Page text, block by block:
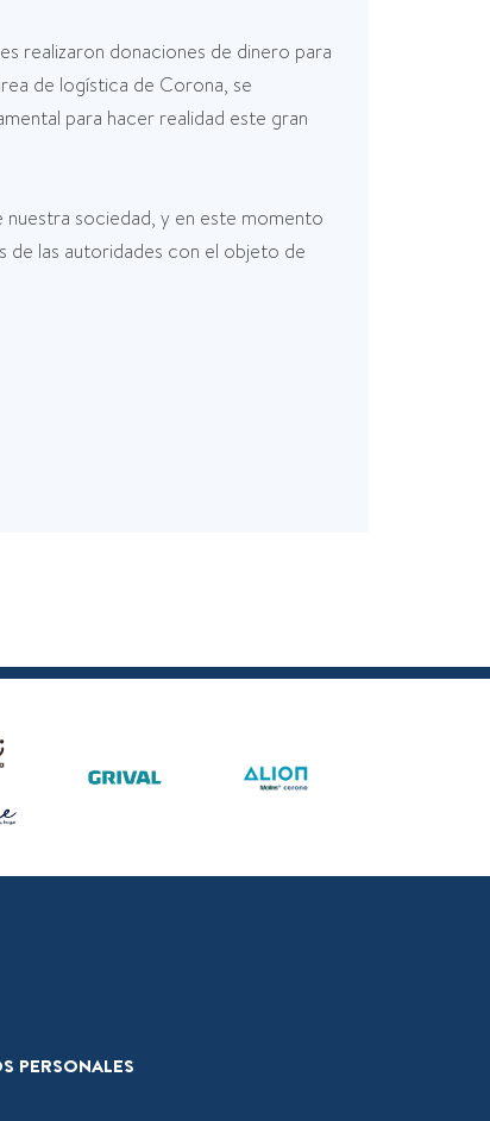
realizaron donaciones de dinero para
de logística de Corona, se
para hacer realidad este gran
sociedad, y en este momento
de las autoridades con el objeto de
PERSONALES